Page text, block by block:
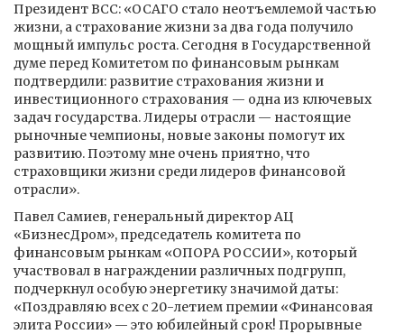
Президент ВСС: «ОСАГО стало неотъемлемой частью
жизни, а страхование жизни за два года получило
мощный импульс роста. Сегодня в Государственной
думе перед Комитетом по финансовым рынкам
подтвердили: развитие страхования жизни и
инвестиционного страхования — одна из ключевых
задач государства. Лидеры отрасли — настоящие
рыночные чемпионы, новые законы помогут их
развитию. Поэтому мне очень приятно, что
страховщики жизни среди лидеров финансовой
отрасли».
Павел Самиев, генеральный директор АЦ
«БизнесДром», председатель комитета по
финансовым рынкам «ОПОРА РОССИИ», который
участвовал в награждении различных подгрупп,
подчеркнул особую энергетику значимой даты:
«Поздравляю всех с 20-летием премии «Финансовая
элита России» — это юбилейный срок! Прорывные